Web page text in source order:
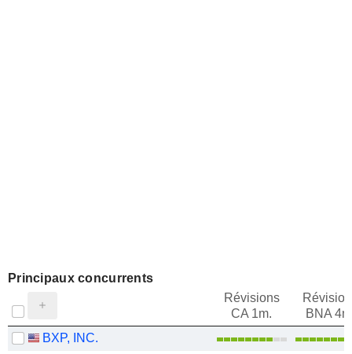
Principaux concurrents
Révisions
CA 1m.
BNA
BXP, INC.